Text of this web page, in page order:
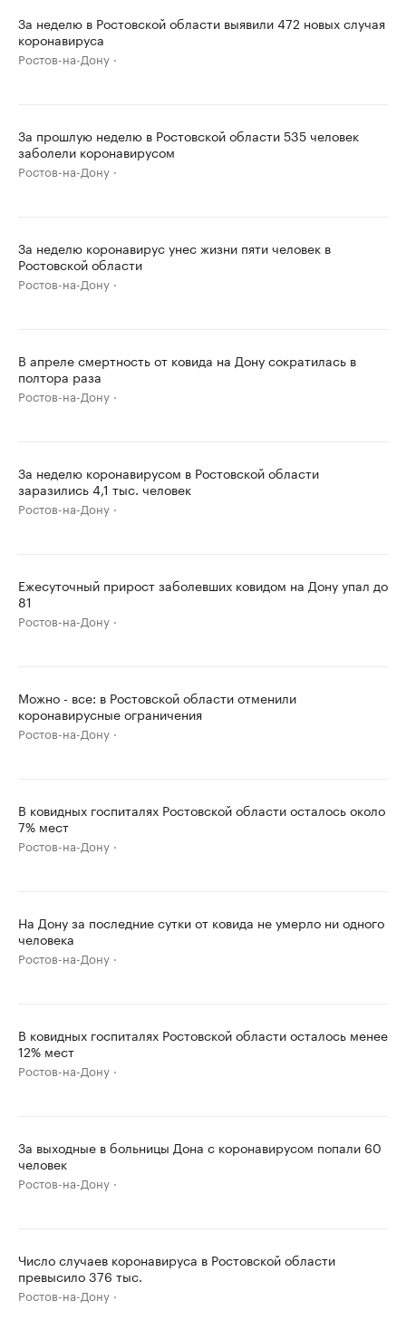
За неделю в Ростовской области выявили 472 новых случая
коронавируса
Ростов-на-Дону
За прошлую неделю в Ростовской области 535 человек
заболели коронавирусом
Ростов-на-Дону
За неделю коронавирус унес жизни пяти человек в
Ростовской области
Ростов-на-Дону
В апреле смертность от ковида на Дону сократилась в
полтора раза
Ростов-на-Дону
За неделю коронавирусом в Ростовской области
заразились 4,1 тыс. человек
Ростов-на-Дону
Ежесуточный прирост заболевших ковидом на Дону упал до
81
Ростов-на-Дону
Можно - все: в Ростовской области отменили
коронавирусные ограничения
Ростов-на-Дону
В ковидных госпиталях Ростовской области осталось около
7% мест
Ростов-на-Дону
На Дону за последние сутки от ковида не умерло ни одного
человека
Ростов-на-Дону
В ковидных госпиталях Ростовской области осталось менее
12% мест
Ростов-на-Дону
За выходные в больницы Дона с коронавирусом попали 60
человек
Ростов-на-Дону
Число случаев коронавируса в Ростовской области
превысило 376 тыс.
Ростов-на-Дону